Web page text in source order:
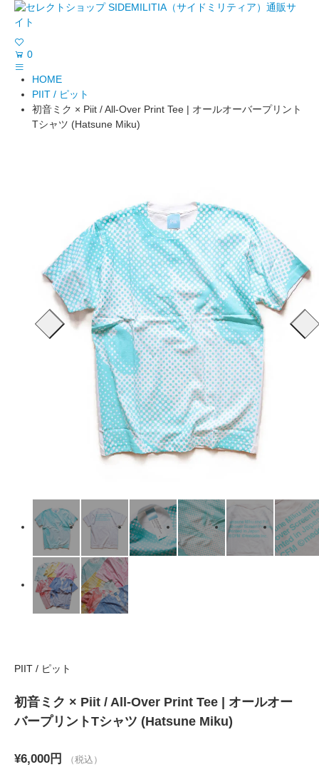
0
HOME
PIIT / ピット
初音ミク × Piit / All-Over Print Tee | オールオーバープリント
Tシャツ (Hatsune Miku)
PIIT / ピット
初音ミク × Piit / All-Over Print Tee | オールオー
バープリントTシャツ (Hatsune Miku)
¥6,000円 （税込）